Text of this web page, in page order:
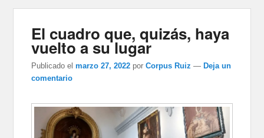
El cuadro que, quizás, haya
vuelto a su lugar
Publicado el marzo 27, 2022 porCorpus Ruiz — Deja un
comentario